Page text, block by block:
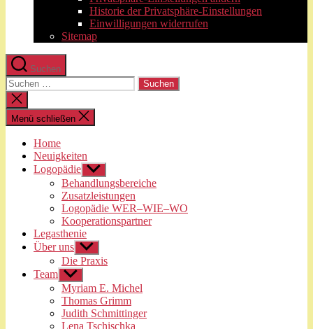
Historie der Privatsphäre-Einstellungen
Einwilligungen widerrufen
Sitemap
Suchen
Suchen
nach:
Suche
schließen
Menü schließen
Home
Neuigkeiten
Logopädie Untermenü
anzeigen
Behandlungsbereiche
Zusatzleistungen
Logopädie WER–WIE–WO
Kooperationspartner
Legasthenie
Über uns Untermenü
anzeigen
Die Praxis
Team Untermenü
anzeigen
Myriam E. Michel
Thomas Grimm
Judith Schmittinger
Lena Tschischka